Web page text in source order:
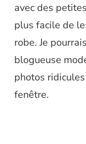
avec des
plus facile de
robe. Je
blogueuse
photos
fenêtre.